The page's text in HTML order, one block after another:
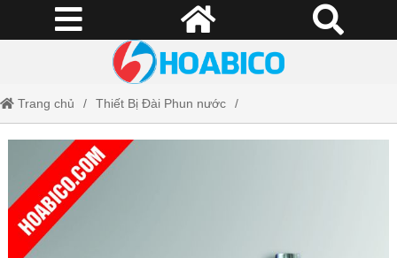
Trang chủ Thiết Bị Đài Phun nước
Đầu phun nước nghệ thuật Đầu phun tập trung 9 tia